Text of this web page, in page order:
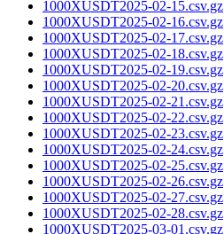
1000XUSDT2025-02-15.csv.gz
1000XUSDT2025-02-16.csv.gz
1000XUSDT2025-02-17.csv.gz
1000XUSDT2025-02-18.csv.gz
1000XUSDT2025-02-19.csv.gz
1000XUSDT2025-02-20.csv.gz
1000XUSDT2025-02-21.csv.gz
1000XUSDT2025-02-22.csv.gz
1000XUSDT2025-02-23.csv.gz
1000XUSDT2025-02-24.csv.gz
1000XUSDT2025-02-25.csv.gz
1000XUSDT2025-02-26.csv.gz
1000XUSDT2025-02-27.csv.gz
1000XUSDT2025-02-28.csv.gz
1000XUSDT2025-03-01.csv.gz